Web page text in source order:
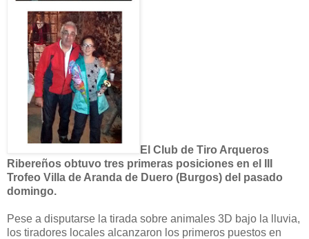
El Club de Tiro Arqueros
Ribereños obtuvo tres primeras posiciones en el III
Trofeo Villa de Aranda de Duero (Burgos) del pasado
domingo.
Pese a disputarse la tirada sobre animales 3D bajo la lluvia,
los tiradores locales alcanzaron los primeros puestos en